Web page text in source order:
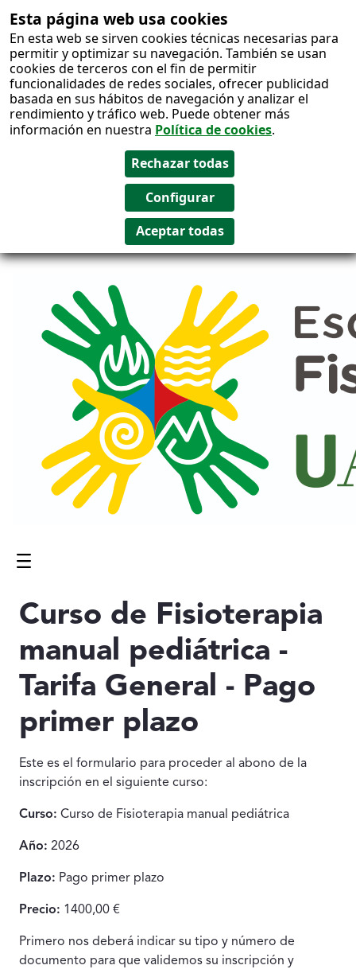
Esta página web usa cookies
En esta web se sirven cookies técnicas necesarias para
permitir y optimizar su navegación. También se usan
cookies de terceros con el fin de permitir
funcionalidades de redes sociales, ofrecer publicidad
basada en sus hábitos de navegación y analizar el
rendimiento y tráfico web. Puede obtener más
información en nuestra Política de cookies.
Salto al
contenido
Contenido principal
Curso de Fisioterapia
manual pediátrica -
Tarifa General - Pago
primer plazo
Este es el formulario para proceder al abono de la
inscripción en el siguiente curso:
Curso: Curso de Fisioterapia manual pediátrica
Año: 2026
Plazo: Pago primer plazo
Precio: 1400,00 €
Primero nos deberá indicar su tipo y número de
documento para que validemos su inscripción y